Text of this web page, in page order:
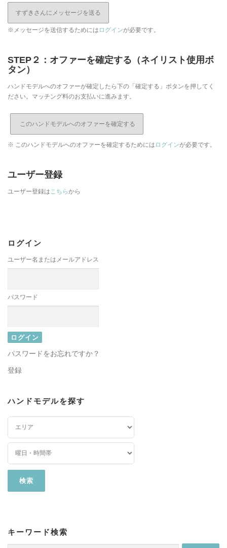
すずきさんにメッセージを送る
※メッセージを送信するためには ログインが必要です。
STEP２：オファーを確定する（ネイリスト使用ボ
タン）
ハンドモデルへのオファーが確定したら下の「確定する」ボタンを押してく
ださい。マッチング料のお支払いに進みます。
※ このハンドモデルへのオファーを確定するためには ログインが必要です。
ユーザー登録
ユーザー登録はこちらから
ログイン
ユーザー名またはメールアドレス
パスワード
パスワードをお忘れですか？
登録
ハンドモデルを探す
キーワード検索